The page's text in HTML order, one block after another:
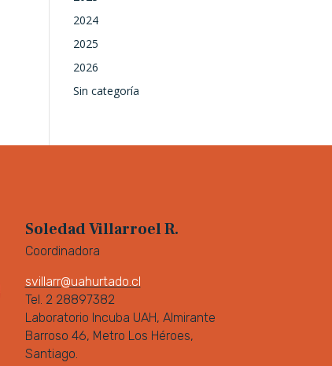
2024
2025
2026
Sin categoría
Soledad Villarroel R.
Coordinadora
svillarr@uahurtado.cl
Tel. 2 28897382
Laboratorio Incuba UAH, Almirante
Barroso 46, Metro Los Héroes,
Santiago.